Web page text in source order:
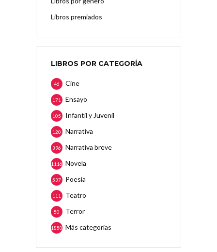
Libros premiados
LIBROS POR CATEGORÍA
Cine
46
Ensayo
171
Infantil y Juvenil
105
Narrativa
120
Narrativa breve
396
Novela
1116
Poesía
537
Teatro
111
Terror
50
Más categorias
1850